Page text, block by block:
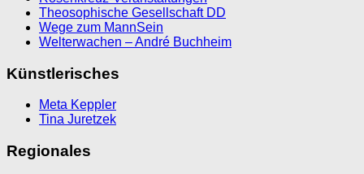
Theosophische Gesellschaft DD
Wege zum MannSein
Welterwachen – André Buchheim
Künstlerisches
Meta Keppler
Tina Juretzek
Regionales